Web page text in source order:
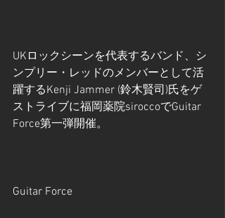
​UKロックシーンを代表するバンド、シ
ンプリー・レッドのメンバーとして活
躍するKenji Jammer (鈴木賢司)氏をゲ
ストライブに福岡薬院siroccoでGuitar
Force第一弾開催。
Guitar Force